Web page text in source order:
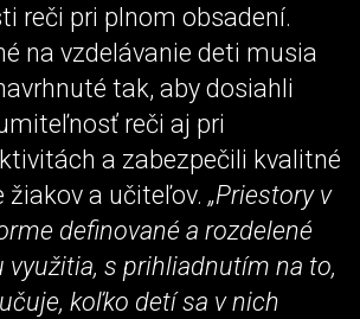
reči pri plnom obsadení.
na vzdelávanie deti musia
tak, aby dosiahli
reči aj pri
a zabezpečili kvalitné
žiakov a učiteľov. „Priestory v
definované a rozdelené
s prihliadnutím na to,
koľko detí sa v nich